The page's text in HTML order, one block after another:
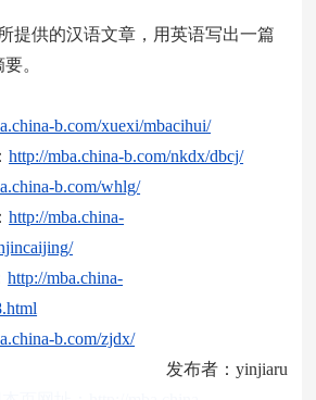
供的汉语文章，用英语写出一篇
。
b.com/xuexi/mbacihui/
：http://mba.china-b.com/nkdx/dbcj/
b.com/whlg/
：http://mba.china-
http://mba.china-
b.com/zjdx/
发布者：yinjiaru